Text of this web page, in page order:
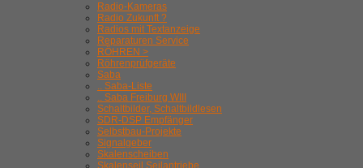
Radio-Kameras
Radio Zukunft ?
Radios mit Textanzeige
Reparaturen Service
RÖHREN >
Röhrenprüfgeräte
Saba
.. Saba-Liste
.. Saba Freiburg WIII
Schaltbilder, Schaltbildlesen
SDR-DSP Empfänger
Selbstbau-Projekte
Signalgeber
Skalenscheiben
Skalenseil Seilantriebe